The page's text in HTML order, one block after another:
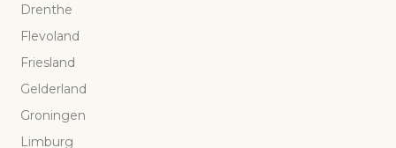
Drenthe
Flevoland
Friesland
Gelderland
Groningen
Limburg